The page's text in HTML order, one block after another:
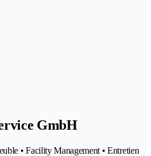
GmbH
• Facility Management • Entretien